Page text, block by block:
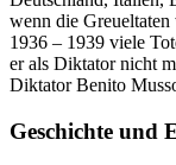
wenn die
1936 – 1939 viele
er als Diktator nicht
Diktator Benito
Geschichte und